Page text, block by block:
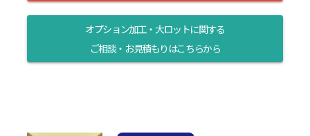
オプション加工・大ロットに関する
ご相談・お見積もりはこちらから